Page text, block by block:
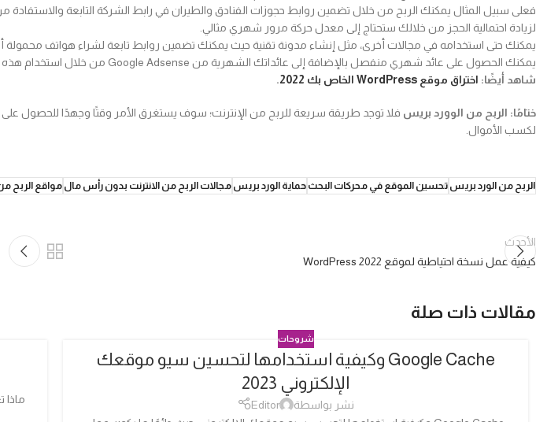
فعلى سبيل المثال يمكنك الربح من خلال تضمين روابط حجوزات الفنادق والطيران في رابط الشركة التابعة
لزيادة احتمالية الحجز من خلالك ستحتاج إلى معدل حركة مرور شهري مثالي.
يمكنك حتى استخدامه في مجالات أخرى، مثل إنشاء مدونة تقنية حيث يمكنك تضمين روابط تابعة لشراء هواتف محمولة
يمكنك الحصول على عائد شهري منفصل بالإضافة إلى عائداتك الشهرية من Google Adsense من خلال استخدام هذه الإستراتيجية في أي مجال آخر.
شاهد أيضًا: اختراق موقع WordPress الخاص بك 2022 .
ختامًا: الربح من الوورد بريس فلا توجد طريقة سريعة للربح من الإنترنت؛ سوف يستغرق الأمر وقتًا وجهدًا للحصول على
لكسب الأموال.
الربح من الورد بريس تحسين الموقع في محركات البحث حماية الورد بريس مجالات الربح من الانترنت بدون رأس مال مواقع الربح من
الأحدث
كيفية عمل نسخة احتياطية لموقع WordPress 2022
مقالات ذات صلة
شروحات
Google Cache وكيفية استخدامها لتحسين سيو موقعك
الإلكتروني 2023
نشر بواسطة
Editor